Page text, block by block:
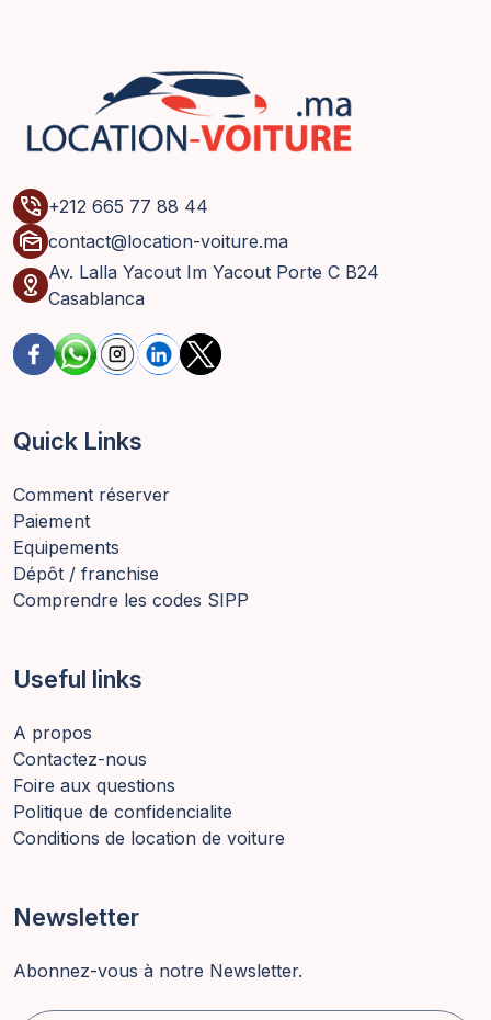
phone_in_talk +212 665 77 88 44
mark_as_unread contact@location-voiture.ma
distance Av. Lalla Yacout Im Yacout Porte C B24
Casablanca
Quick Links
Comment réserver
Paiement
Equipements
Dépôt / franchise
Comprendre les codes SIPP
Useful links
A propos
Contactez-nous
Foire aux questions
Politique de confidencialite
Conditions de location de voiture
Newsletter
Abonnez-vous à notre Newsletter.